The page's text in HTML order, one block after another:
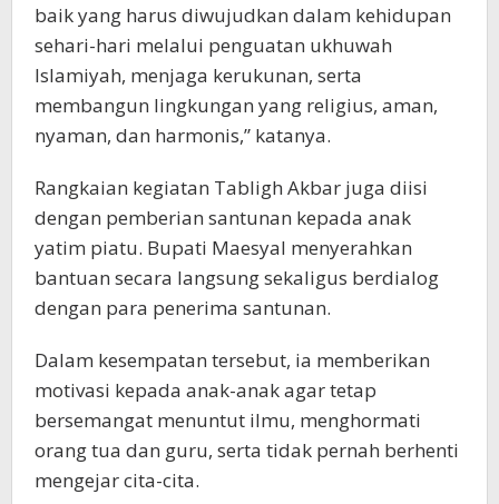
baik yang harus diwujudkan dalam kehidupan
sehari-hari melalui penguatan ukhuwah
Islamiyah, menjaga kerukunan, serta
membangun lingkungan yang religius, aman,
nyaman, dan harmonis,” katanya.
Rangkaian kegiatan Tabligh Akbar juga diisi
dengan pemberian santunan kepada anak
yatim piatu. Bupati Maesyal menyerahkan
bantuan secara langsung sekaligus berdialog
dengan para penerima santunan.
Dalam kesempatan tersebut, ia memberikan
motivasi kepada anak-anak agar tetap
bersemangat menuntut ilmu, menghormati
orang tua dan guru, serta tidak pernah berhenti
mengejar cita-cita.